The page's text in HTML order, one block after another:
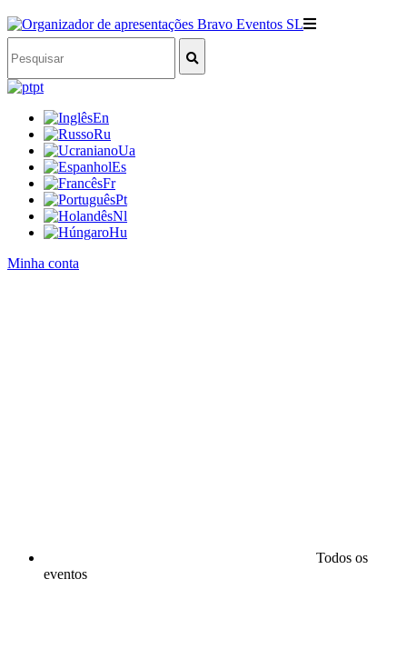
pt
En
Ru
Ua
Es
Fr
Pt
Nl
Hu
Minha conta
Todos os
eventos